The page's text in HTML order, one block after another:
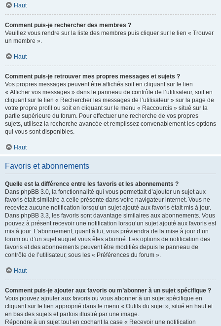
Haut
Comment puis-je rechercher des membres ?
Veuillez vous rendre sur la liste des membres puis cliquer sur le lien « Trouver
un membre ».
Haut
Comment puis-je retrouver mes propres messages et sujets ?
Vos propres messages peuvent être affichés soit en cliquant sur le lien
« Afficher vos messages » dans le panneau de contrôle de l’utilisateur, soit en
cliquant sur le lien « Rechercher les messages de l’utilisateur » sur la page de
votre propre profil ou soit en cliquant sur le menu « Raccourcis » situé sur la
partie supérieure du forum. Pour effectuer une recherche de vos propres
sujets, utilisez la recherche avancée et remplissez convenablement les options
qui vous sont disponibles.
Haut
Favoris et abonnements
Quelle est la différence entre les favoris et les abonnements ?
Dans phpBB 3.0, la fonctionnalité qui vous permettait d’ajouter un sujet aux
favoris était similaire à celle présente dans votre navigateur internet. Vous ne
receviez aucune notification lorsqu’un sujet ajouté aux favoris était mis à jour.
Dans phpBB 3.3, les favoris sont davantage similaires aux abonnements. Vous
pouvez à présent recevoir une notification lorsqu’un sujet ajouté aux favoris est
mis à jour. L’abonnement, quant à lui, vous préviendra de la mise à jour d’un
forum ou d’un sujet auquel vous êtes abonné. Les options de notification des
favoris et des abonnements peuvent être modifiés depuis le panneau de
contrôle de l’utilisateur, sous les « Préférences du forum ».
Haut
Comment puis-je ajouter aux favoris ou m’abonner à un sujet spécifique ?
Vous pouvez ajouter aux favoris ou vous abonner à un sujet spécifique en
cliquant sur le lien approprié dans le menu « Outils du sujet », situé en haut et
en bas des sujets et parfois illustré par une image.
Répondre à un sujet tout en cochant la case « Recevoir une notification